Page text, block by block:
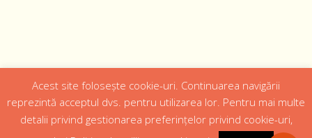
Designed byWeb Design 4Us Consulting |
Istoric Episcopul Institutii Media Cateheza
Acest site folosește cookie-uri. Continuarea navigării
reprezintă acceptul dvs. pentru utilizarea lor. Pentru mai multe
detalii privind gestionarea preferințelor privind cookie-uri,